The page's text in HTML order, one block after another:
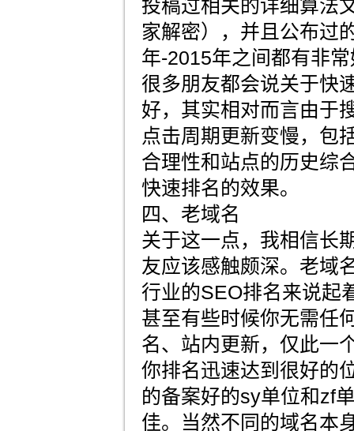
投稿过相关的详细算法
家解密），并且公布过
年-2015年之间都有非
很多朋友都会说关于快
好，其实相对而言由于
点击周期更新变慢，包
合理性和站点的历史综
快速排名的效果。
四、老域名
关于这一点，我相信长
友应该感触颇深。老域
行业的SEO排名来说起
甚至有些时候你无需任
名、站内更新，仅此一
你排名迅速达到很好的
的备案好的sy单位和zf
佳。当然不同的域名本